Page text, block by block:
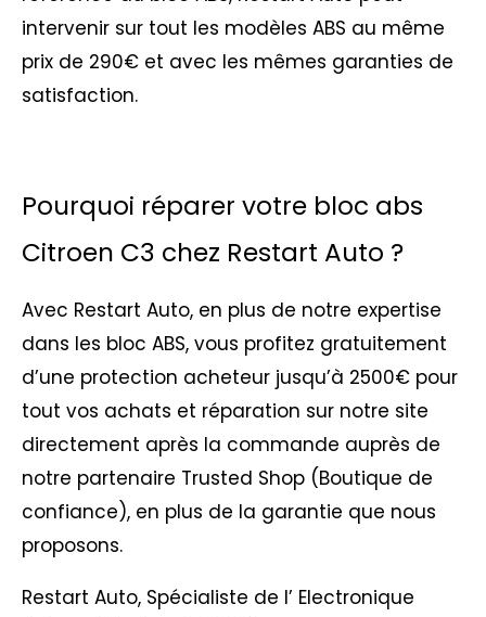
intervenir sur tout les modèles ABS au même
prix de 290€ et avec les mêmes garanties de
satisfaction.
Pourquoi réparer votre bloc abs
Citroen C3 chez Restart Auto ?
Avec Restart Auto, en plus de notre expertise
dans les bloc ABS, vous profitez gratuitement
d’une protection acheteur jusqu’à 2500€ pour
tout vos achats et réparation sur notre site
directement après la commande auprès de
notre partenaire Trusted Shop (Boutique de
confiance), en plus de la garantie que nous
proposons.
Restart Auto, Spécialiste de l’ Electronique